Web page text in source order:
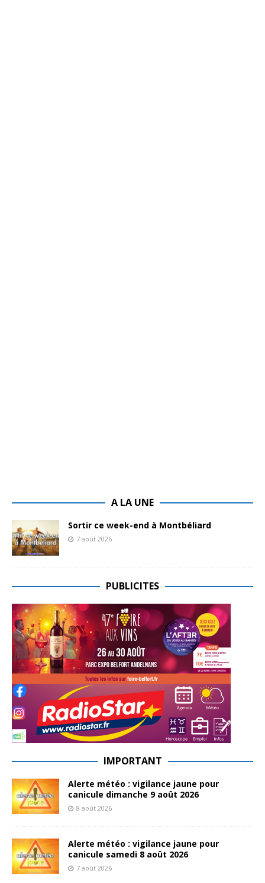
A LA UNE
Sortir ce week-end à Montbéliard
7 août 2026
PUBLICITES
IMPORTANT
Alerte météo : vigilance jaune pour
canicule dimanche 9 août 2026
8 août 2026
Alerte météo : vigilance jaune pour
canicule samedi 8 août 2026
7 août 2026